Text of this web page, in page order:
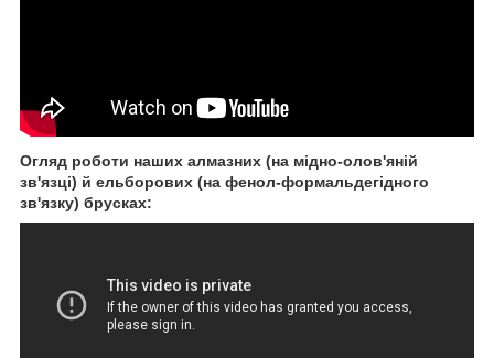
Огляд роботи наших алмазних (на мідно-олов'яній
зв'язці) й ельборових (на фенол-формальдегідного
зв'язку) брусках: